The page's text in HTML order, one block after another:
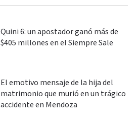
Quini 6: un apostador ganó más de
$405 millones en el Siempre Sale
El emotivo mensaje de la hija del
matrimonio que murió en un trágico
accidente en Mendoza